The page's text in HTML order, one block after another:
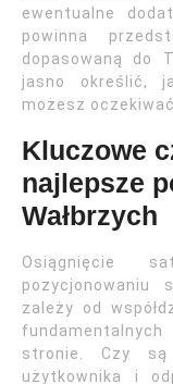
ewentualne
powinna
dopasowaną do
jasno określić,
możesz oczekiwać.
Kluczowe
najlepsze
Wałbrzych
Osiągnięcie
pozycjonowaniu
zależy od
stronie. Czy są
użytkownika i